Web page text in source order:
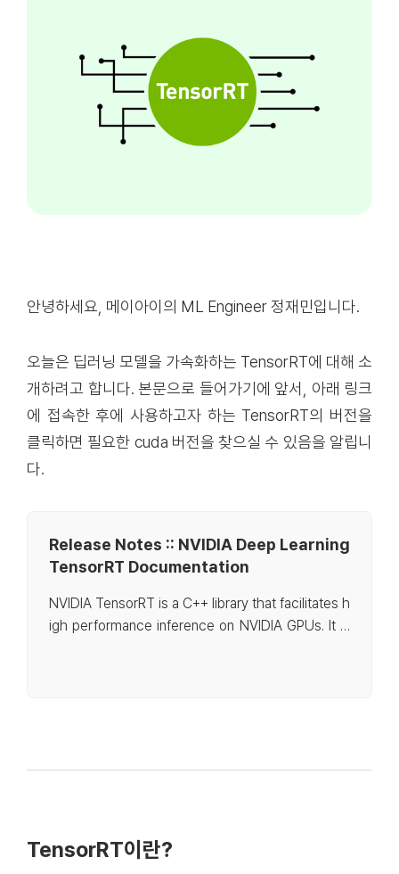
안녕하세요, 메이아이의 ML Engineer 정재민입니다.
오늘은 딥러닝 모델을 가속화하는 TensorRT에 대해 소
개하려고 합니다. 본문으로 들어가기에 앞서, 아래 링크
에 접속한 후에 사용하고자 하는 TensorRT의 버전을
클릭하면 필요한 cuda 버전을 찾으실 수 있음을 알립니
다.
Release Notes :: NVIDIA Deep Learning
TensorRT Documentation
NVIDIA TensorRT is a C++ library that facilitates h
igh performance inference on NVIDIA GPUs. It is
TensorRT이란?